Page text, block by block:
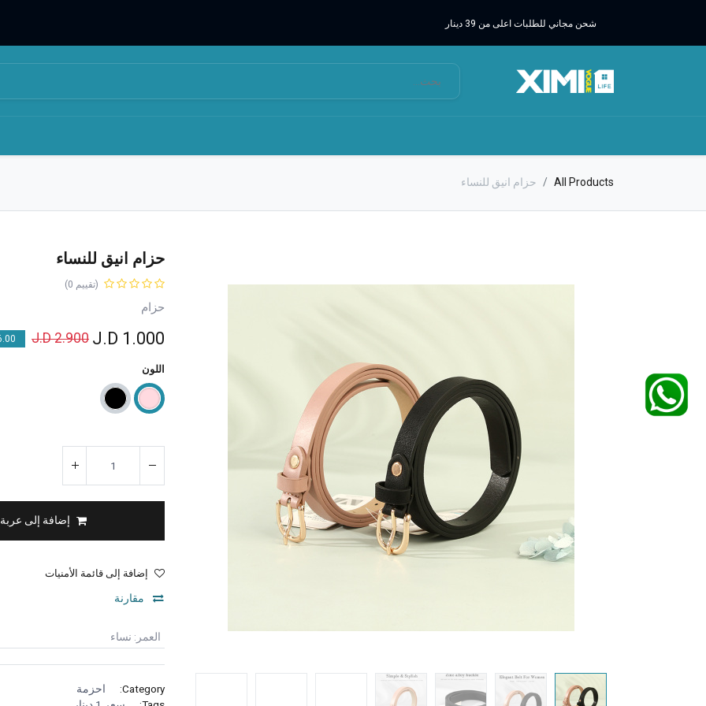
شحن مجاني للطلبات اعلى من 39 دينار
All Products حزام انيق للنساء
حزام انيق للنساء
(تقييم 0)
حزام
1.000
2.900
J.D
% OFF
اللون
إضافة إلى
إضافة إلى قائمة الأمنيات
مقارنة
العمر : نساء
Category:
احزمة